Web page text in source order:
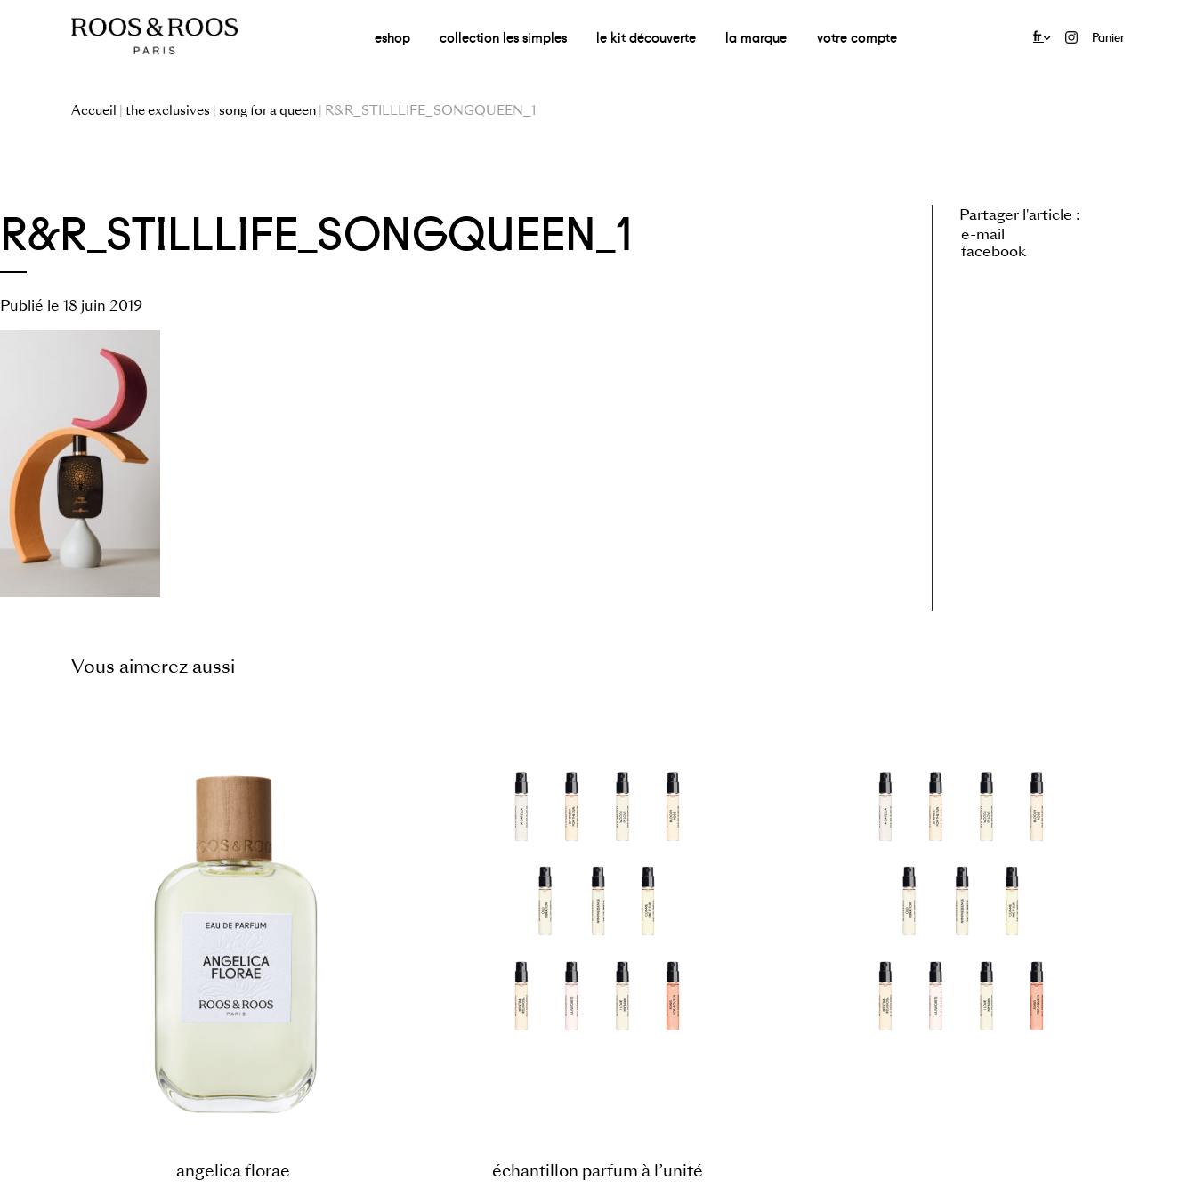
eshop collection les simples le kit découverte la marque votre compte fr Panier
Accueil | the exclusives | song for a queen | R&R_STILLLIFE_SONGQUEEN_1
R&R_STILLLIFE_SONGQUEEN_1
Publié le 18 juin 2019
Partager l'article :
e-mail
facebook
Vous aimerez aussi
angelica florae échantillon parfum à l’unité